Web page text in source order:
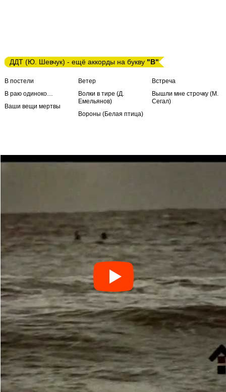
ДДТ (Ю. Шевчук) - ещё аккорды на букву "В"
В постели
В раю одиноко…
Ваши вещи мертвы
Ветер
Волки в тире (Д.
Емельянов)
Вороны (Белая птица)
Встреча
Вышли мне строчку (М.
Сегал)